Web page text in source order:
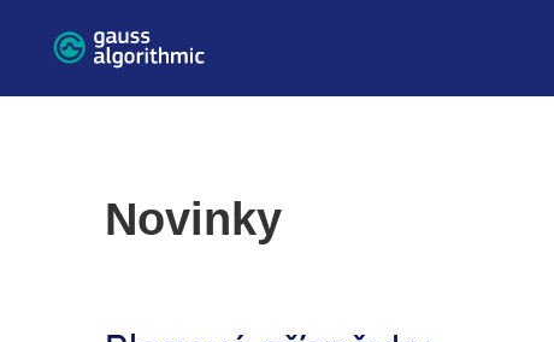
Novinky